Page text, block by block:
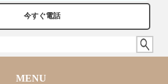
今すぐ電話
MENU